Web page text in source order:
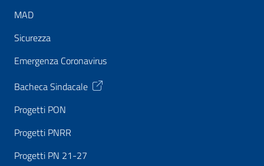
MAD
Sicurezza
Emergenza Coronavirus
Bacheca Sindacale
Progetti PON
Progetti PNRR
Progetti PN 21-27